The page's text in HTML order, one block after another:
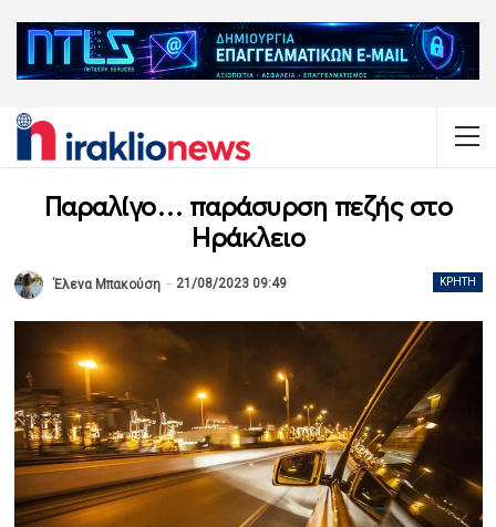
Παραλίγο… παράσυρση πεζής στο
Ηράκλειο
ΚΡΉΤΗ
Έλενα Μπακούση 21/08/2023 09:49